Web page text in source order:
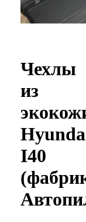
Чехлы
из
I40